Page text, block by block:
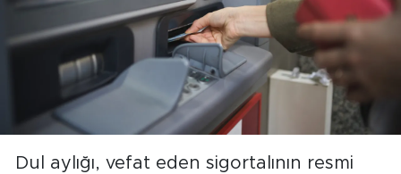
Dul aylığı, vefat eden sigortalının resmi